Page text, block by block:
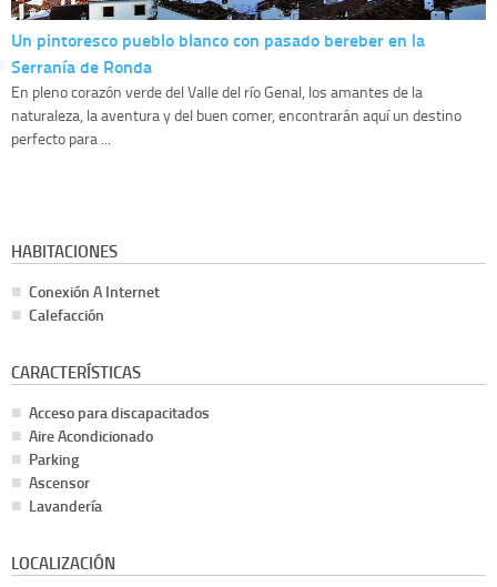
Un pintoresco pueblo blanco con pasado bereber en la
Serranía de Ronda
En pleno corazón verde del Valle del río Genal, los amantes de la
naturaleza, la aventura y del buen comer, encontrarán aquí un destino
perfecto para ...
HABITACIONES
Conexión A Internet
Calefacción
CARACTERÍSTICAS
Acceso para discapacitados
Aire Acondicionado
Parking
Ascensor
Lavandería
LOCALIZACIÓN